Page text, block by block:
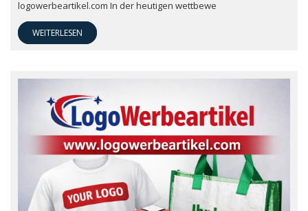
logowerbeartikel.com In der heutigen wettbewe
WEITERLESEN